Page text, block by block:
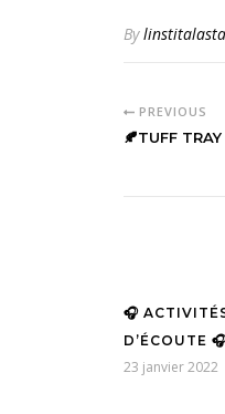
By
PREVIOUS
🍂TUFF
🎧
D’ÉCOUTE
23 janvier 2022